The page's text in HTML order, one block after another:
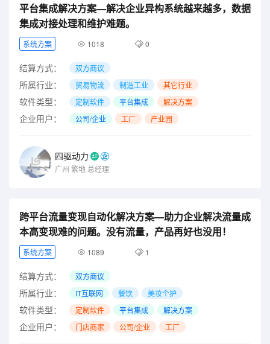
平台集成解决方案—解决企业异构系统越来越多，数据
集成对接处理和维护难题。
系统方案 1018 0
结算方式： 双方商议
所属行业： 贸易物流 制造工业 其它行业
软件类型： 定制软件 平台集成 解决方案
企业用户： 公司/企业 工厂 产业园
四驱动力
广州 繁地 总经理
跨平台流量变现自动化解决方案—助力企业解决流量成
本高变现难的问题。没有流量，产品再好也没用！
系统方案 1089 1
结算方式： 双方商议
所属行业： IT互联网 餐饮 美妆个护
软件类型： 定制软件 平台集成 解决方案
企业用户： 门店商家 公司/企业 工厂